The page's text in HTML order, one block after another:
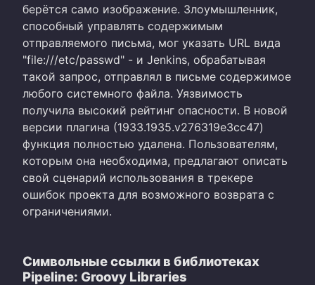
берётся само изображение. Злоумышленник,
способный управлять содержимым
отправляемого письма, мог указать URL вида
"file:///etc/passwd" - и Jenkins, обрабатывая
такой запрос, отправлял в письме содержимое
любого системного файла. Уязвимость
получила высокий рейтинг опасности. В новой
версии плагина (1933.1935.v276319e3cc47)
функция полностью удалена. Пользователям,
которым она необходима, предлагают описать
свой сценарий использования в трекере
ошибок проекта для возможного возврата с
ограничениями.
Символьные ссылки в библиотеках
Pipeline: Groovy Libraries